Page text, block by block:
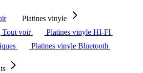
Platines vinyle
Tout voir
Platines vinyle HI-FI
Platines vinyle Bluetooth